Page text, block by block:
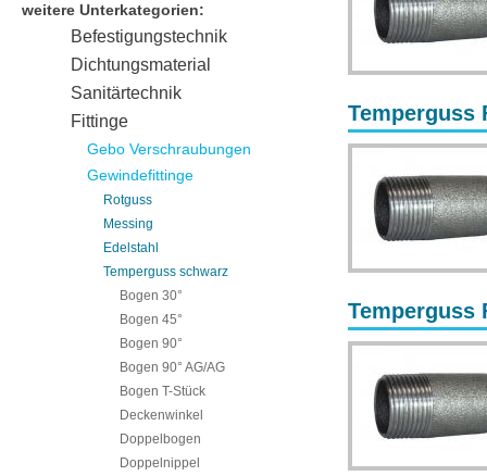
Temperguss
Temperguss
weitere Unterkategorien:
Befestigungstechnik
Dichtungsmaterial
Sanitärtechnik
Fittinge
Gebo Verschraubungen
Gewindefittinge
Rotguss
Messing
Edelstahl
Temperguss schwarz
Bogen 30°
Bogen 45°
Bogen 90°
Bogen 90° AG/AG
Bogen T-Stück
Deckenwinkel
Doppelbogen
Doppelnippel